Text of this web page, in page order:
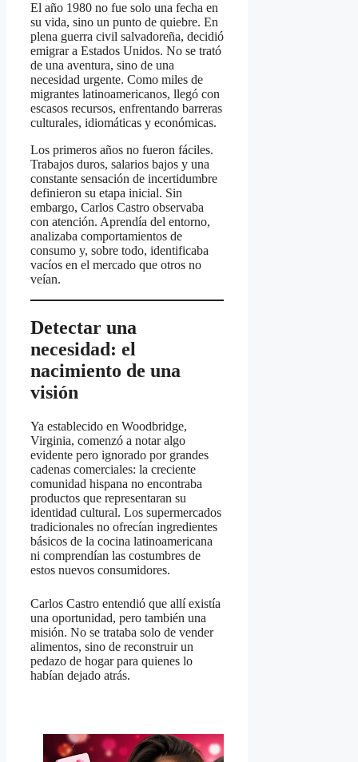
El año 1980 no fue solo una fecha en
su vida, sino un punto de quiebre. En
plena guerra civil salvadoreña, decidió
emigrar a Estados Unidos. No se trató
de una aventura, sino de una
necesidad urgente. Como miles de
migrantes latinoamericanos, llegó con
escasos recursos, enfrentando barreras
culturales, idiomáticas y económicas.
Los primeros años no fueron fáciles.
Trabajos duros, salarios bajos y una
constante sensación de incertidumbre
definieron su etapa inicial. Sin
embargo, Carlos Castro observaba
con atención. Aprendía del entorno,
analizaba comportamientos de
consumo y, sobre todo, identificaba
vacíos en el mercado que otros no
veían.
Detectar una
necesidad: el
nacimiento de una
visión
Ya establecido en Woodbridge,
Virginia, comenzó a notar algo
evidente pero ignorado por grandes
cadenas comerciales: la creciente
comunidad hispana no encontraba
productos que representaran su
identidad cultural. Los supermercados
tradicionales no ofrecían ingredientes
básicos de la cocina latinoamericana
ni comprendían las costumbres de
estos nuevos consumidores.
Carlos Castro entendió que allí existía
una oportunidad, pero también una
misión. No se trataba solo de vender
alimentos, sino de reconstruir un
pedazo de hogar para quienes lo
habían dejado atrás.